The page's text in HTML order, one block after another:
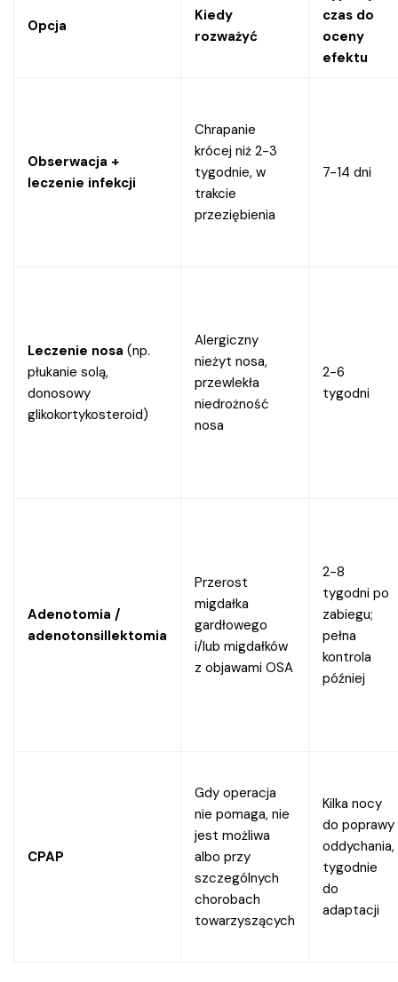
Opcja
Kiedy
rozważyć
czas do
oceny
efektu
Obserwacja +
leczenie infekcji
Chrapanie
krócej niż 2-3
tygodnie, w
trakcie
przeziębienia
7-14 dni
Leczenie nosa (np.
płukanie solą,
donosowy
glikokortykosteroid)
Alergiczny
nieżyt nosa,
przewlekła
niedrożność
nosa
2-6
tygodni
Adenotomia /
adenotonsillektomia
Przerost
migdałka
gardłowego
i/lub migdałków
z objawami OSA
2-8
tygodni po
zabiegu;
pełna
kontrola
później
CPAP
Gdy operacja
nie pomaga, nie
jest możliwa
albo przy
szczególnych
chorobach
towarzyszących
Kilka nocy
do poprawy
oddychania,
tygodnie
do
adaptacji